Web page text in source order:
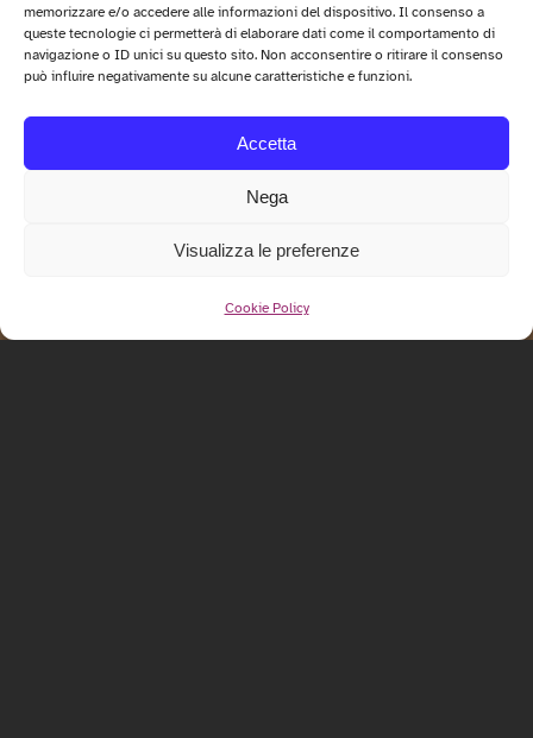
memorizzare e/o accedere alle informazioni del dispositivo. Il consenso a
queste tecnologie ci permetterà di elaborare dati come il comportamento di
navigazione o ID unici su questo sito. Non acconsentire o ritirare il consenso
può influire negativamente su alcune caratteristiche e funzioni.
Accetta
Nega
Visualizza le preferenze
Cookie Policy